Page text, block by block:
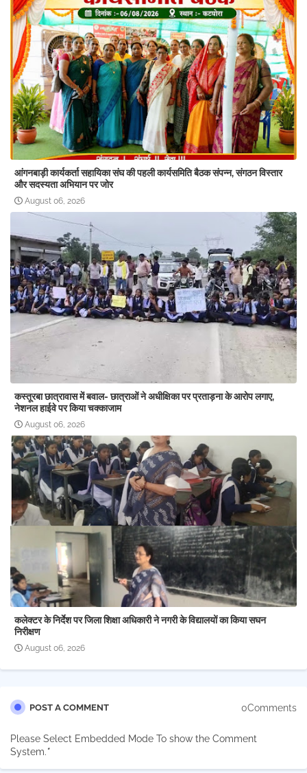
आंगनबाड़ी कार्यकर्ता सहायिका संघ की पहली कार्यसमिति बैठक संपन्न, संगठन विस्तार
और सदस्यता अभियान पर जोर
August 06, 2026
कस्तूरबा छात्रावास में बवाल- छात्राओं ने अधीक्षिका पर प्रताड़ना के आरोप लगाए,
नेशनल हाईवे पर किया चक्काजाम
August 06, 2026
कलेक्टर के निर्देश पर जिला शिक्षा अधिकारी ने नगरी के विद्यालयों का किया सघन
निरीक्षण
August 06, 2026
POST A COMMENT 0Comments
Please Select Embedded Mode To show the Comment
System.*